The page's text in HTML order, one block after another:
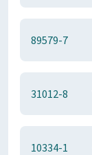
89579-7
31012-8
10334-1